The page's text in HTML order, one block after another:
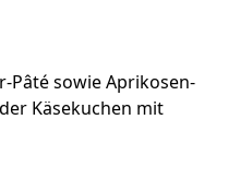
Pâté sowie Aprikosen-
Käsekuchen mit